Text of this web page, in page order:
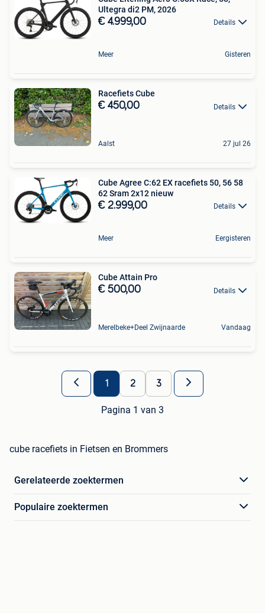
Ultegra di2 PM, 2026
€ 4.999,00 Details
Meer Gisteren
Racefiets Cube
€ 450,00 Details
Aalst 27 jul 26
Cube Agree C:62 EX racefiets 50, 56 58
62 Sram 2x12 nieuw
€ 2.999,00 Details
Meer Eergisteren
Cube Attain Pro
€ 500,00 Details
Merelbeke+Deel Zwijnaarde Vandaag
1 2 3
Pagina 1 van 3
cube racefiets in Fietsen en Brommers
Gerelateerde zoektermen
Populaire zoektermen